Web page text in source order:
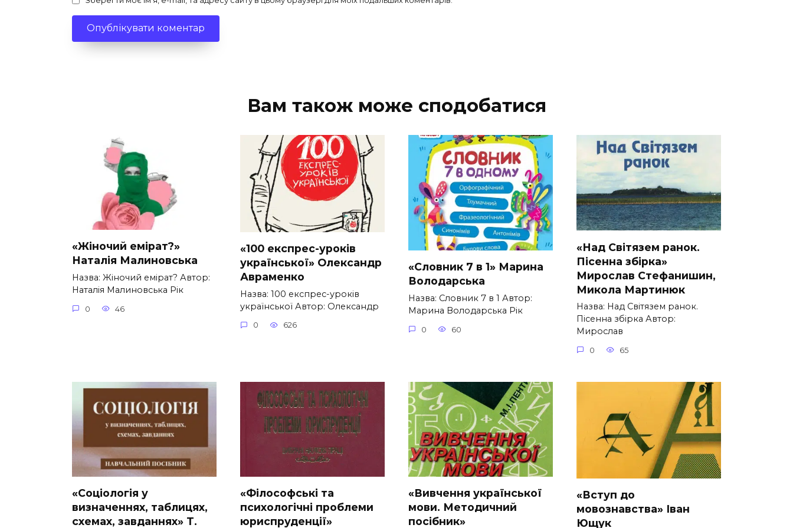
Вам також може сподобатися
«Жіночий емірат?»
Наталія Малиновська
Назва: Жіночий емірат? Автор:
Наталія Малиновська Рік
0 46
«100 експрес-уроків
української» Олександр
Авраменко
Назва: 100 експрес-уроків
української Автор: Олександр
0 626
«Словник 7 в 1» Марина
Володарська
Назва: Словник 7 в 1 Автор:
Марина Володарська Рік
0 60
«Над Світязем ранок.
Пісенна збірка»
Мирослав Стефанишин,
Микола Мартинюк
Назва: Над Світязем ранок.
Пісенна збірка Автор:
Мирослав
0 65
«Соціологія у
визначеннях, таблицях,
схемах, завданнях» Т.
«Філософські та
психологічні проблеми
юриспруденції»
«Вивчення української
мови. Методичний
посібник»
«Вступ до
мовознавства» Іван
Ющук